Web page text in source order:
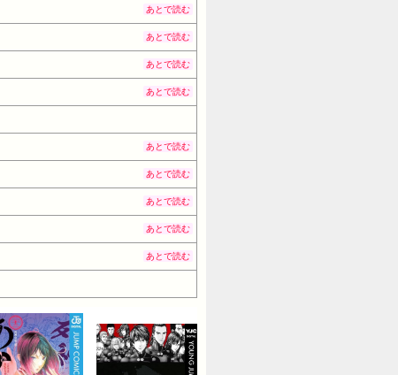
あとで読む
あとで読む
あとで読む
あとで読む
あとで読む
あとで読む
あとで読む
あとで読む
あとで読む